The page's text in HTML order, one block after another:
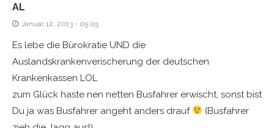
AL
Januar 12, 2013 - 05:05
Es lebe die Bürokratie UND die
Auslandskrankenverischerung der deutschen
Krankenkassen LOL
zum Glück haste nen netten Busfahrer erwischt, sonst bist
Du ja was Busfahrer angeht anders drauf
(Busfahrer